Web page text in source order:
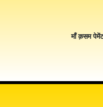
माँ क़सम